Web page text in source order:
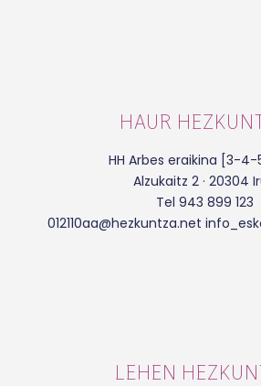
HAUR
HH Arbes eraikina [3-4-
Alzukaitz 2 · 20304
Tel 943 899 123
012110aa@hezkuntza.net
LEHEN